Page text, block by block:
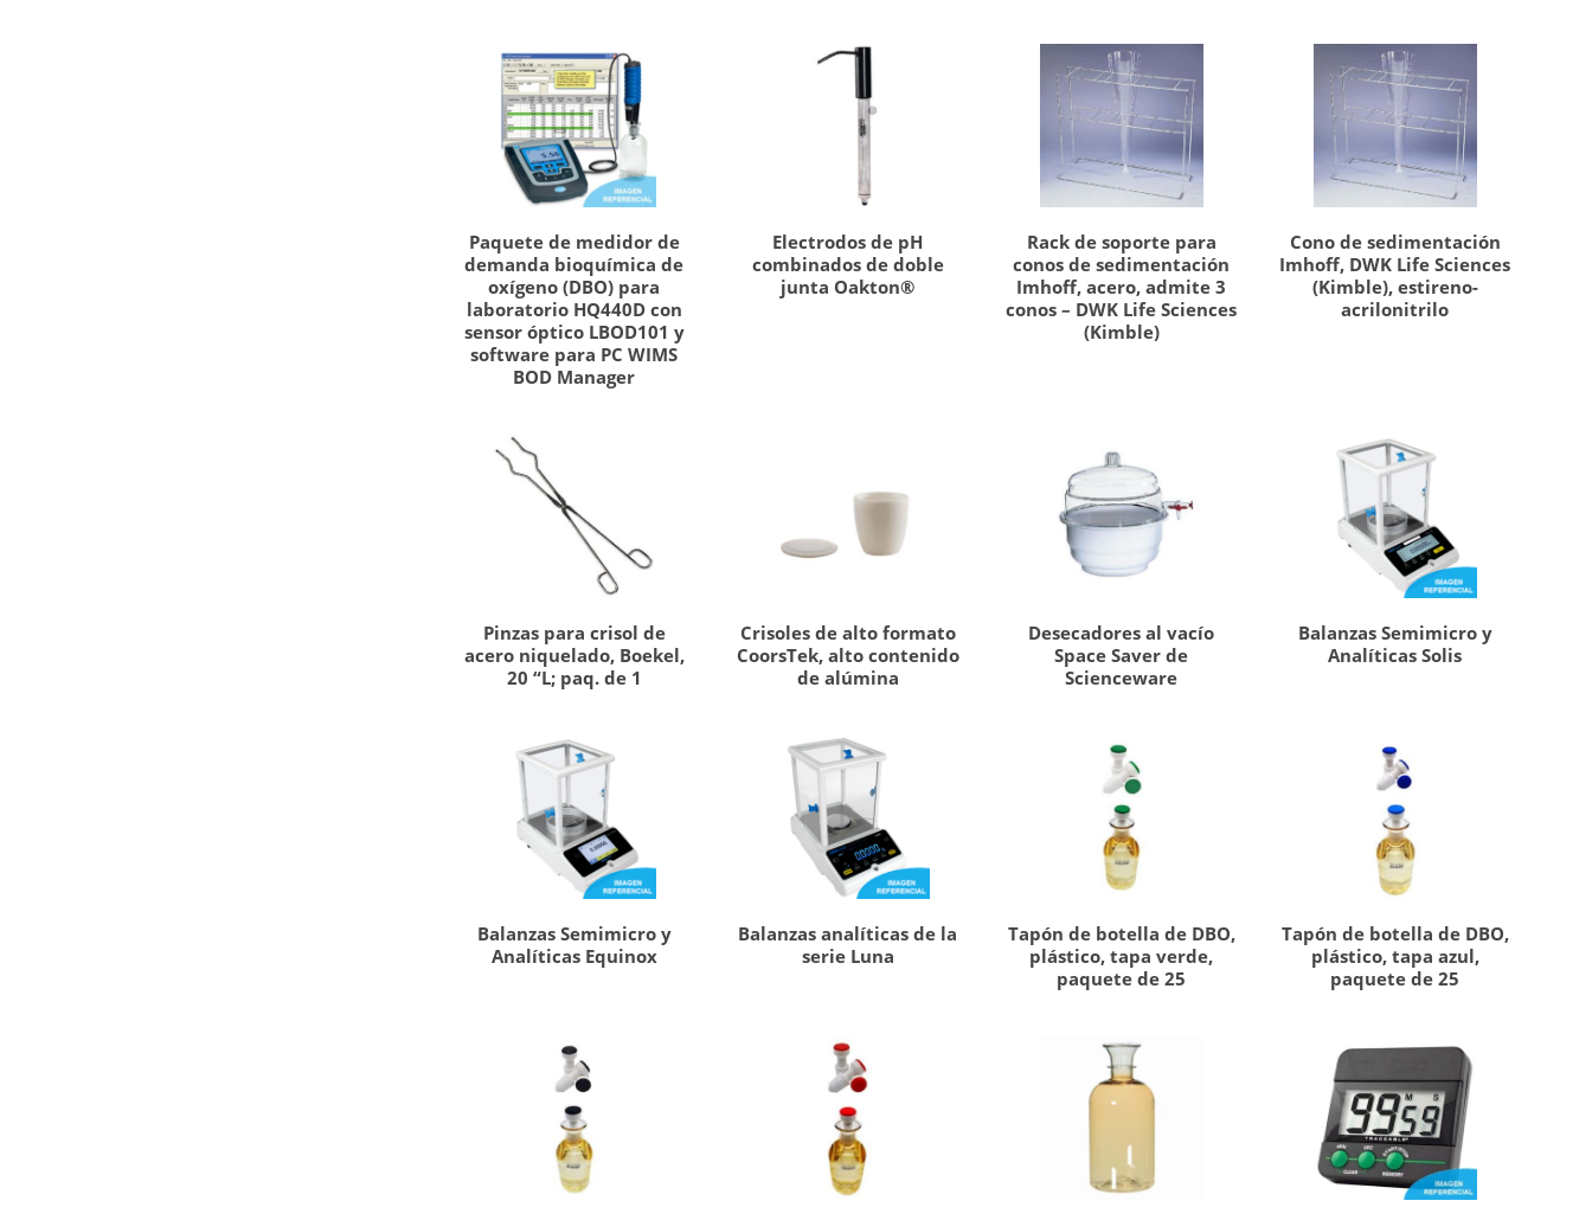
Paquete de medidor de
demanda bioquímica de
oxígeno (DBO) para
laboratorio HQ440D con
sensor óptico LBOD101 y
software para PC WIMS
BOD Manager
Electrodos de pH
combinados de doble
junta Oakton®
Rack de soporte para
conos de sedimentación
Imhoff, acero, admite 3
conos – DWK Life Sciences
(Kimble)
Cono de sedimentación
Imhoff, DWK Life Sciences
(Kimble), estireno-
acrilonitrilo
Pinzas para crisol de
acero niquelado, Boekel,
20 “L; paq. de 1
Crisoles de alto formato
CoorsTek, alto contenido
de alúmina
Desecadores al vacío
Space Saver de
Scienceware
Balanzas Semimicro y
Analíticas Solis
Balanzas Semimicro y
Analíticas Equinox
Balanzas analíticas de la
serie Luna
Tapón de botella de DBO,
plástico, tapa verde,
paquete de 25
Tapón de botella de DBO,
plástico, tapa azul,
paquete de 25